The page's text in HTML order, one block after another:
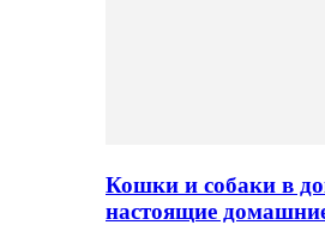
Кошки и собаки в
настоящие